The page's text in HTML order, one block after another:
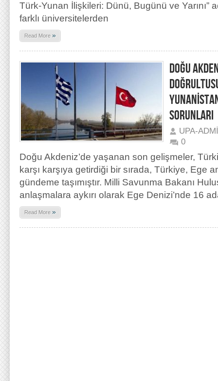
Türk-Yunan İlişkileri: Dünü, Bugünü ve Yarını”
farklı üniversitelerden
Read More »
DOĞU
SORUNLARI
UPA-
0
Doğu Akdeniz’de yaşanan son gelişmeler,
karşı karşıya getirdiği bir sırada, Türkiye, Ege
gündeme taşımıştır. Milli Savunma Bakanı
anlaşmalara aykırı olarak Ege Denizi’nde 16
Read More »